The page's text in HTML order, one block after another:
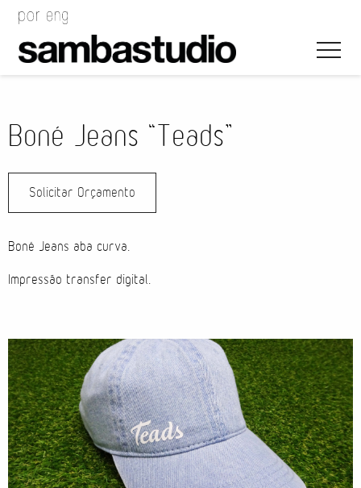
Gerenciamento de Projeto
Coordenação Técnica
Direção de Evento
Produção de Evento
Suporte de Evento
Boné Jeans “Teads”
Solicitar Orçamento
Boné Jeans aba curva.
Impressão transfer digital.